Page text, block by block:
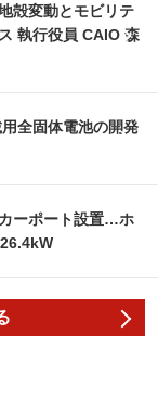
殻変動とモビリテ
執行役員 CAIO 森
全固体電池の開発
ーポート設置…ホ